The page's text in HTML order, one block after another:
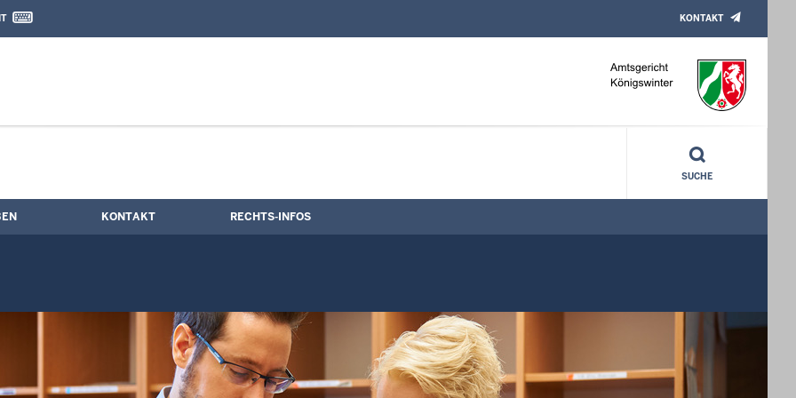
Kontaktformular
KONTAKT
SUCHE
KONTAKT RECHTS-INFOS